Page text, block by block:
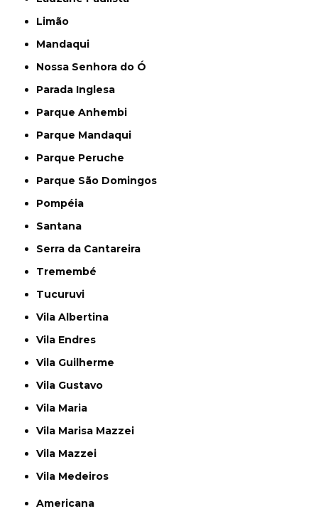
Limão
Mandaqui
Nossa Senhora do Ó
Parada Inglesa
Parque Anhembi
Parque Mandaqui
Parque Peruche
Parque São Domingos
Pompéia
Santana
Serra da Cantareira
Tremembé
Tucuruvi
Vila Albertina
Vila Endres
Vila Guilherme
Vila Gustavo
Vila Maria
Vila Marisa Mazzei
Vila Mazzei
Vila Medeiros
Americana